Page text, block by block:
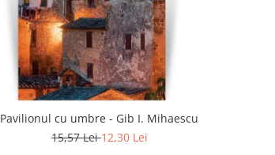
Pavilionul cu umbre - Gib I. Mihaescu
15,57 Lei12,30 Lei